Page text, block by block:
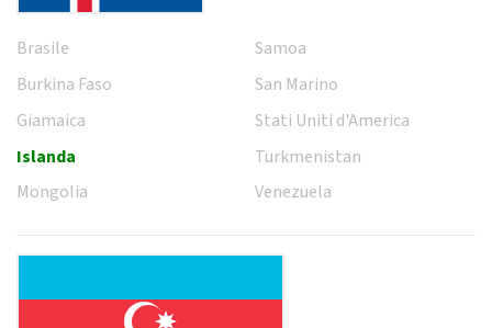
Brasile
Burkina Faso
Giamaica
Islanda
Mongolia
Samoa
San Marino
Stati Uniti d'America
Turkmenistan
Venezuela